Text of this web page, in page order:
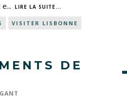
e... LIRE LA SUITE...
VISITER LISBONNE
DE